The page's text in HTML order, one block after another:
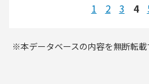
1
2 3 4
※本データベースの内容を無断転載